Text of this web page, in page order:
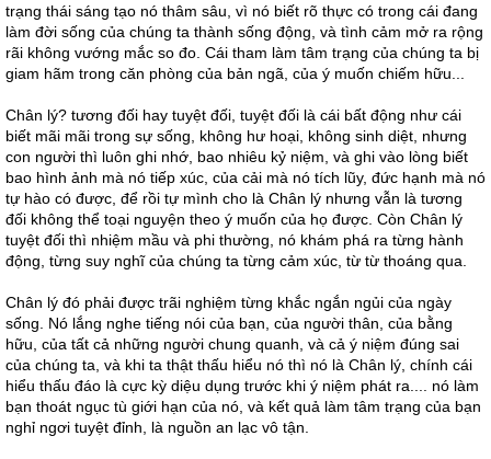
trạng thái sáng tạo nó thâm sâu, vì nó biết rõ thực có trong cái đang
làm đời sống của chúng ta thành sống động, và tình cảm mở ra rộng
rãi không vướng mắc so đo. Cái tham làm tâm trạng của chúng ta bị
giam hãm trong căn phòng của bản ngã, của ý muốn chiếm hữu...
Chân lý? tương đối hay tuyệt đối, tuyệt đối là cái bất động như cái
biết mãi mãi trong sự sống, không hư hoại, không sinh diệt, nhưng
con người thì luôn ghi nhớ, bao nhiêu kỷ niệm, và ghi vào lòng biết
bao hình ảnh mà nó tiếp xúc, của cải mà nó tích lũy, đức hạnh mà nó
tự hào có được, để rồi tự mình cho là Chân lý nhưng vẫn là tương
đối không thể toại nguyện theo ý muốn của họ được. Còn Chân lý
tuyệt đối thì nhiệm mầu và phi thường, nó khám phá ra từng hành
động, từng suy nghĩ của chúng ta từng cảm xúc, từ từ thoáng qua.
Chân lý đó phải được trãi nghiệm từng khắc ngắn ngủi của ngày
sống. Nó lắng nghe tiếng nói của bạn, của người thân, của bằng
hữu, của tất cả những người chung quanh, và cả ý niệm đúng sai
của chúng ta, và khi ta thật thấu hiểu nó thì nó là Chân lý, chính cái
hiểu thấu đáo là cực kỳ diệu dụng trước khi ý niệm phát ra.... nó làm
bạn thoát ngục tù giới hạn của nó, và kết quả làm tâm trạng của bạn
nghỉ ngơi tuyệt đỉnh, là nguồn an lạc vô tận.